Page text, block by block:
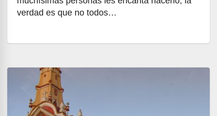
verdad es que no todos…